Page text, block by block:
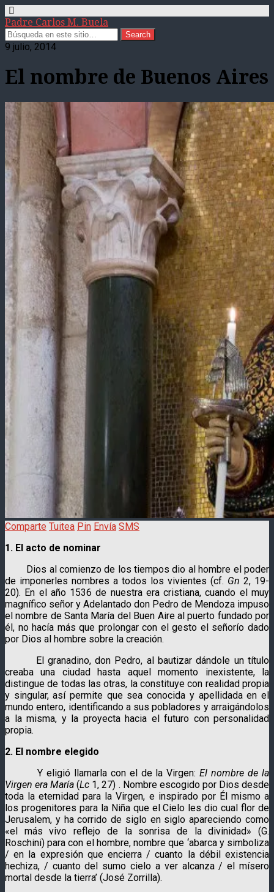
Padre Carlos M. Buela
9 julio, 2014
El nombre de Buenos Aires
Comparte Tuitea Pin Envía SMS
1. El acto de nominar
Dios al comienzo de los tiempos dio al hombre el poder
de imponerles nombres a todos los vivientes (cf. Gn 2, 19-
20). En el año 1536 de nuestra era cristiana, cuando el muy
magnífico señor y Adelantado don Pedro de Mendoza impuso
el nombre deSanta María del Buen Aire al puerto fundado por
él, no hacía más que prolongar con el gesto el señorío dado
por Dios al hombre sobre la creación.
El granadino, don Pedro, al bautizar dándole un título
creaba una ciudad hasta aquel momento inexistente, la
distingue de todas las otras, la constituye con realidad propia
y singular, así permite que sea conocida y apellidada en el
mundo entero, identificando a sus pobladores y arraigándolos
a la misma, y la proyecta hacia el futuro con personalidad
propia.
2. El nombre elegido
Y eligió llamarla con el de la Virgen:El nombre de la
Virgen era María (Lc 1, 27) . Nombre escogido por Dios desde
toda la eternidad para la Virgen, e inspirado por Él mismo a
los progenitores para la Niña que el Cielo les dio cual flor de
Jerusalem, y ha corrido de siglo en siglo apareciendo como
«el más vivo reflejo de la sonrisa de la divinidad» (G.
Roschini) para con el hombre, nombre que ‘abarca y simboliza
/ en la expresión que encierra / cuanto la débil existencia
hechiza, / cuanto del sumo cielo a ver alcanza / el mísero
mortal desde la tierra’ (José Zorrilla).